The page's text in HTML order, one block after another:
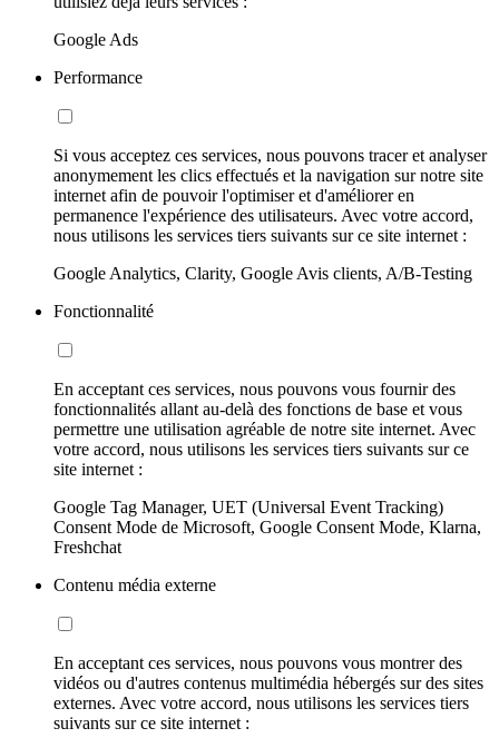
Google Ads
Performance
Si vous acceptez ces services, nous pouvons tracer et analyser
anonymement les clics effectués et la navigation sur notre site
internet afin de pouvoir l'optimiser et d'améliorer en
permanence l'expérience des utilisateurs. Avec votre accord,
nous utilisons les services tiers suivants sur ce site internet :
Google Analytics, Clarity, Google Avis clients, A/B-Testing
Fonctionnalité
En acceptant ces services, nous pouvons vous fournir des
fonctionnalités allant au-delà des fonctions de base et vous
permettre une utilisation agréable de notre site internet. Avec
votre accord, nous utilisons les services tiers suivants sur ce
site internet :
Google Tag Manager, UET (Universal Event Tracking)
Consent Mode de Microsoft, Google Consent Mode, Klarna,
Freshchat
Contenu média externe
En acceptant ces services, nous pouvons vous montrer des
vidéos ou d'autres contenus multimédia hébergés sur des sites
externes. Avec votre accord, nous utilisons les services tiers
suivants sur ce site internet :